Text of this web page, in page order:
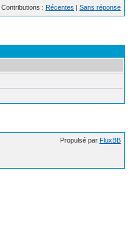
Contributions : Récentes | Sans réponse
Propulsé par FluxBB